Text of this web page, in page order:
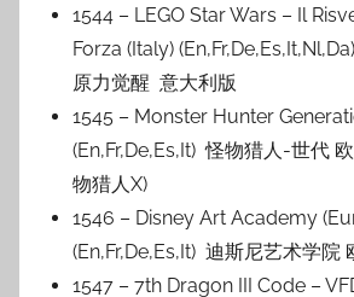
1544 – LEGO Star Wars – Il
Forza (Italy)
原力觉醒 意大利版
1545 – Monster Hunter
(En,Fr,De,Es,It) 怪物猎人-世代
物猎人X)
1546 – Disney Art Academy
(En,Fr,De,Es,It) 迪斯尼艺术学院
1547 – 7th Dragon III Code –